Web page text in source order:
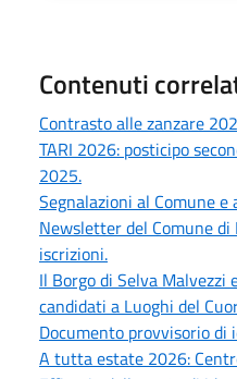
Contenuti
Contrasto alle zanzare
TARI 2026: posticipo
2025.
Segnalazioni al Comune e
Newsletter del Comune
iscrizioni.
Il Borgo di Selva Malvezzi
candidati a Luoghi del
Documento provvisorio di
A tutta estate 2026: